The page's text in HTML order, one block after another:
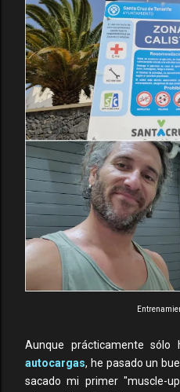
Aunque prácticamente sólo
autocargas, he pasado un
sacado mi primer "muscle-